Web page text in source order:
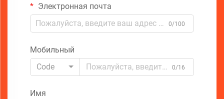
Электронная почта
0/100
Мобильный
Code
0/16
Имя